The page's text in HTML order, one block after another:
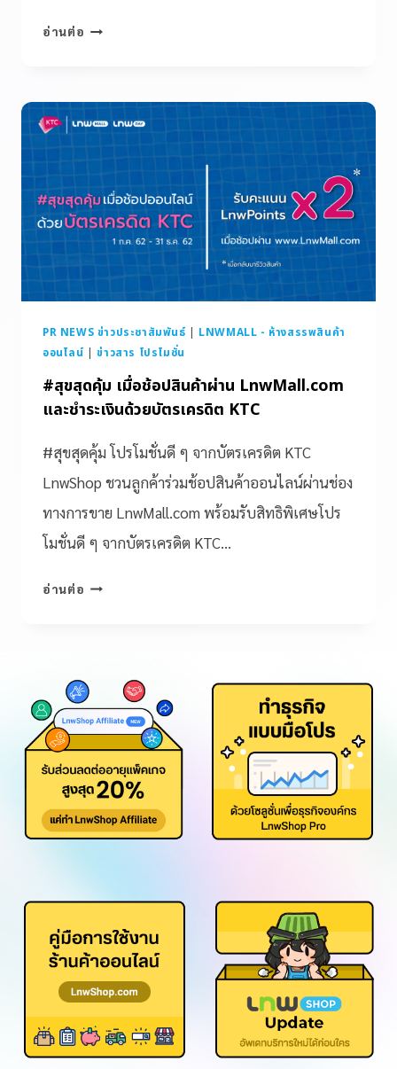
อ่านต่อ
PR NEWS ข่าวประชาสัมพันธ์ | LNWMALL - ห้างสรรพสินค้า
ออนไลน์ |ข่าวสาร โปรโมชั่น
#สุขสุดคุ้ม เมื่อช้อปสินค้าผ่าน LnwMall.com
และชำระเงินด้วยบัตรเครดิต KTC
#สุขสุดคุ้ม โปรโมชั่นดี ๆ จากบัตรเครดิต KTC
LnwShop ชวนลูกค้าร่วมช้อปสินค้าออนไลน์ผ่านช่อง
ทางการขาย LnwMall.com พร้อมรับสิทธิพิเศษโปร
โมชั่นดี ๆ จากบัตรเครดิต KTC…
อ่านต่อ